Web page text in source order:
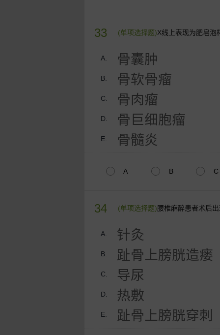
33 (单项选择题)X线上表现为肥皂
A. 骨囊肿
B. 骨软骨瘤
C. 骨肉瘤
D. 骨巨细胞瘤
E. 骨髓炎
A B C
34 (单项选择题)腰椎麻醉患者术后
A. 针灸
B. 趾骨上膀胱造瘘
C. 导尿
D. 热敷
E. 趾骨上膀胱穿刺